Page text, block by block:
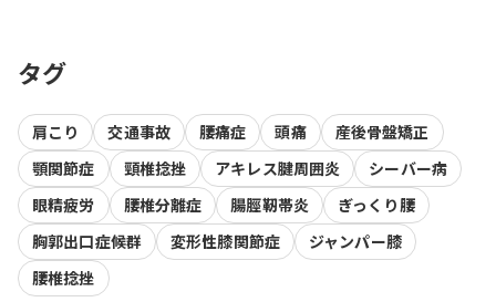
タグ
肩こり 交通事故 腰痛症 頭痛
産後骨盤矯正
顎関節症
頸椎捻挫 アキレス腱周囲炎
シーバー病
眼精疲労
腰椎分離症 腸脛靭帯炎
ぎっくり腰
胸郭出口症候群
変形性膝関節症
ジャンパー膝
腰椎捻挫